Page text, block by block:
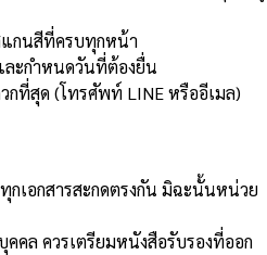
แกนสีที่ครบทุกหน้า
ะกำหนดวันที่ต้องยื่น
กที่สุด (โทรศัพท์ LINE หรืออีเมล)
กเอกสารสะกดตรงกัน มิฉะนั้นหน่วย
คล ควรเตรียมหนังสือรับรองที่ออก